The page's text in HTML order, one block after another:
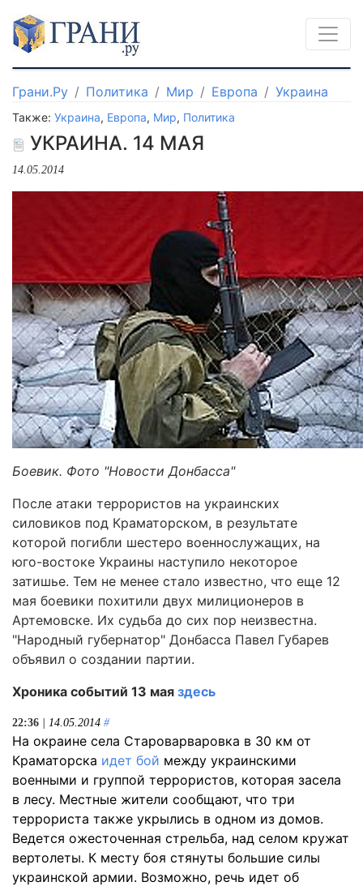
Грани.Ру Политика Мир Европа Украина
Также: Украина, Европа, Мир, Политика
УКРАИНА. 14 МАЯ
14.05.2014
Боевик. Фото "Новости Донбасса"
После атаки террористов на украинских
силовиков под Краматорском, в результате
которой погибли шестеро военнослужащих, на
юго-востоке Украины наступило некоторое
затишье. Тем не менее стало известно, что еще 12
мая боевики похитили двух милиционеров в
Артемовске. Их судьба до сих пор неизвестна.
"Народный губернатор" Донбасса Павел Губарев
объявил о создании партии.
Хроника событий 13 мая здесь
22:36 | 14.05.2014 #
На окраине села Староварваровка в 30 км от
Краматорска идет бой между украинскими
военными и группой террористов, которая засела
в лесу. Местные жители сообщают, что три
террориста также укрылись в одном из домов.
Ведется ожесточенная стрельба, над селом кружат
вертолеты. К месту боя стянуты большие силы
украинской армии. Возможно, речь идет об